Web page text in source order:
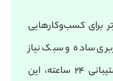
برای کسب‌وکارهایی
ساده و سبک نیاز
دارند. به واسطه سرعت و امنیت بالا و پشتیبانی ۲۴ ساعته، این